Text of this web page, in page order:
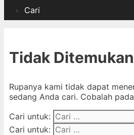
Cari
Tidak Ditemukan
Rupanya kami tidak dapat
sedang Anda cari. Cobalah
Cari untuk:
Cari untuk: